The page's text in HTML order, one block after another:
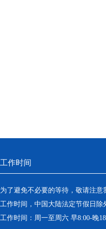
工作时间
为了避免不必要的等待，敬请注
工作时间，中国大陆法定节假日除
工作时间：周一至周六 早8:00-晚